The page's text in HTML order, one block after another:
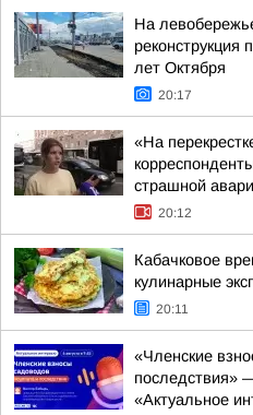
На
реконструкция
лет Октября
20:17
«На
страшной
20:12
Кабачковое
кулинарные
20:11
«Членские
последствия»
«Актуальное